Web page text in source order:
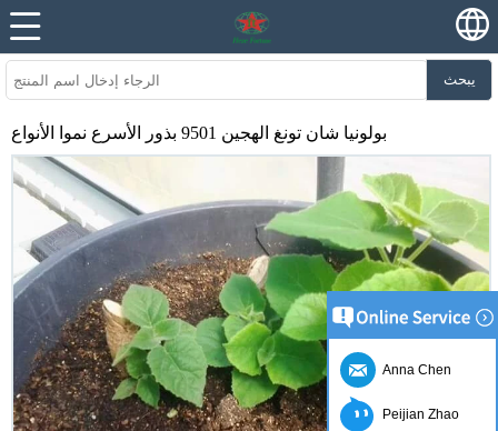
يبحث
بولونيا شان تونغ الهجين 9501 بذور الأسرع نموا الأنواع
Anna Chen
Peijian Zhao